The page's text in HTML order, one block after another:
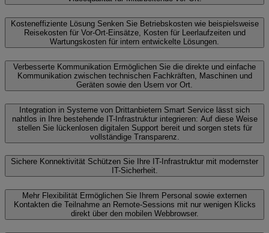
Kosteneffiziente Lösung Senken Sie Betriebskosten wie beispielsweise
Reisekosten für Vor-Ort-Einsätze, Kosten für Leerlaufzeiten und
Wartungskosten für intern entwickelte Lösungen.
Verbesserte Kommunikation Ermöglichen Sie die direkte und einfache
Kommunikation zwischen technischen Fachkräften, Maschinen und
Geräten sowie den Usern vor Ort.
Integration in Systeme von Drittanbietern Smart Service lässt sich
nahtlos in Ihre bestehende IT-Infrastruktur integrieren: Auf diese Weise
stellen Sie lückenlosen digitalen Support bereit und sorgen stets für
vollständige Transparenz.
Sichere Konnektivität Schützen Sie Ihre IT-Infrastruktur mit modernster
IT-Sicherheit.
Mehr Flexibilität Ermöglichen Sie Ihrem Personal sowie externen
Kontakten die Teilnahme an Remote-Sessions mit nur wenigen Klicks
direkt über den mobilen Webbrowser.